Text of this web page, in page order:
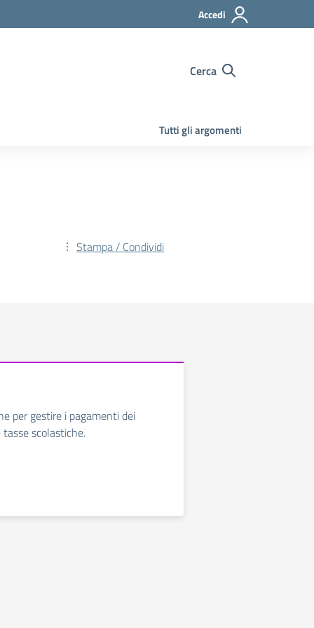
Accedi
Cerca
Tutti gli argomenti
Stampa / Condividi
per gestire i pagamenti dei
scolastiche.